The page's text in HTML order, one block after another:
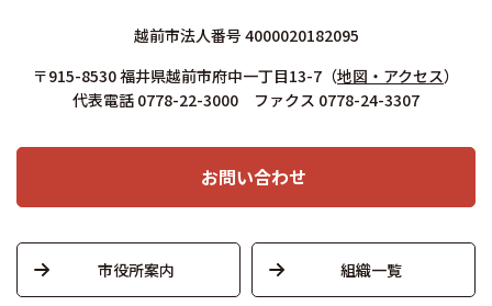
越前市法人番号 4000020182095
〒915-8530 福井県越前市府中一丁目13-7 （地図・アクセス）
代表電話 0778-22-3000 ファクス 0778-24-3307
お問い合わせ
市役所案内 組織一覧